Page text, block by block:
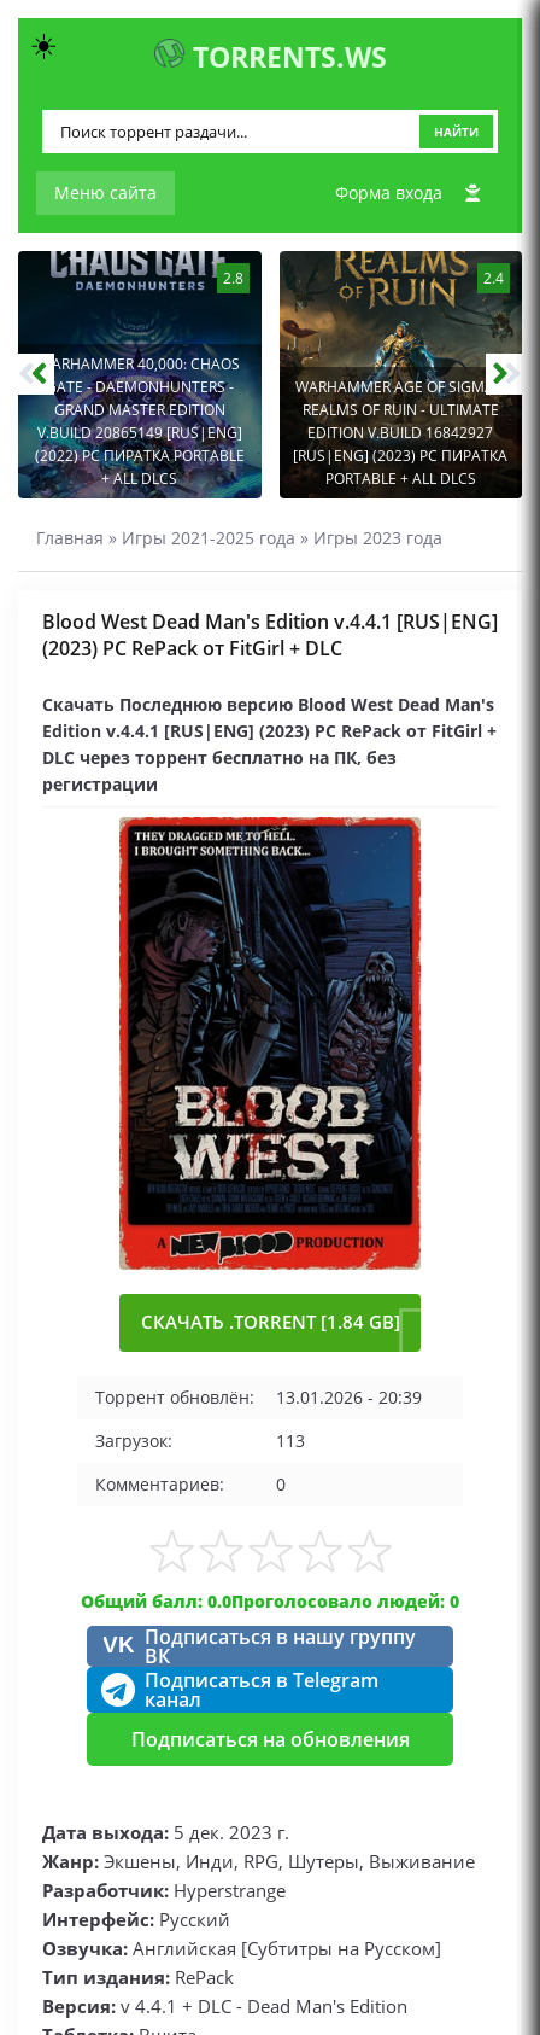
TORRENTS.WS
Меню сайта
НАЙТИ
Форма входа
2.8
WARHAMMER 40,000: CHAOS
GATE - DAEMONHUNTERS -
GRAND MASTER EDITION
V.BUILD 20865149 [RUS|ENG]
(2022) PC ПИРАТКА PORTABLE
+ ALL DLCS
2.4
WARHAMMER AGE OF SIGMAR:
REALMS OF RUIN - ULTIMATE
EDITION V.BUILD 16842927
[RUS|ENG] (2023) PC ПИРАТКА
PORTABLE + ALL DLCS
Главная » Игры 2021-2025 года » Игры 2023 года
Blood West Dead Man's Edition v.4.4.1 [RUS|ENG]
(2023) PC RePack от FitGirl + DLC
Скачать Последнюю версию Blood West Dead Man's
Edition v.4.4.1 [RUS|ENG] (2023) PC RePack от FitGirl +
DLC через торрент бесплатно на ПК, без
регистрации
СКАЧАТЬ .TORRENT [1.84 GB]
Торрент обновлён:
13.01.2026 - 20:39
Загрузок:
113
Комментариев:
0
Общий балл: 0.0Проголосовало людей: 0
VK Подписаться в нашу группу
ВК
Подписаться в Telegram
канал
Подписаться на обновления
Дата выхода: 5 дек. 2023 г.
Жанр: Экшены, Инди, RPG, Шутеры, Выживание
Разработчик: Hyperstrange
Интерфейс: Русский
Озвучка: Английская [Субтитры на Русском]
Тип издания: RePack
Версия: v 4.4.1 + DLC - Dead Man's Edition
☀️